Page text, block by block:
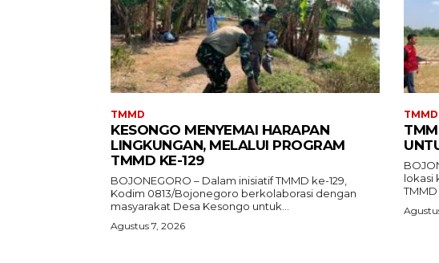
TMMD
KESONGO MENYEMAI HARAPAN
LINGKUNGAN, MELALUI PROGRAM
TMMD KE-129
BOJONEGORO – Dalam inisiatif TMMD ke-129,
Kodim 0813/Bojonegoro berkolaborasi dengan
masyarakat Desa Kesongo untuk...
Agustus 7, 2026
TMMD
lokasi
TMMD